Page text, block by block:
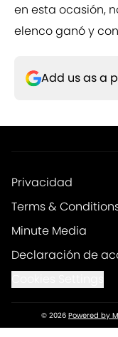
en esta ocasión,
elenco ganó y
Add us as a
Privacidad
Terms &
Minute Media
Declaración de
© 2026 Powered by